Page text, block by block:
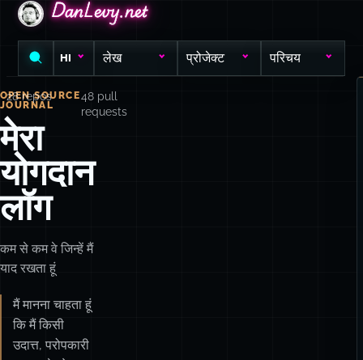
DanLevy.net
DanLevy.net
DanLevy.net
HI लेख प्रोजेक्ट परिचय
OPEN SOURCE
JOURNAL
मेरा
योगदान
लॉग
कम से कम वे जिन्हें मैं
याद रखता हूं
मैं मानना चाहता हूं
कि मैं किसी
उदात्त, परोपकारी
28 repos
48 pull
requests